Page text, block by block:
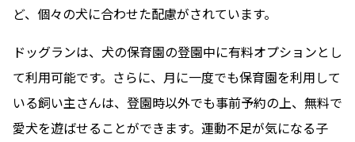
ど、個々の犬に合わせた配慮がされています。
ドッグランは、犬の保育園の登園中に有料オプションとし
て利用可能です。さらに、月に一度でも保育園を利用して
いる飼い主さんは、登園時以外でも事前予約の上、無料で
愛犬を遊ばせることができます。運動不足が気になる子